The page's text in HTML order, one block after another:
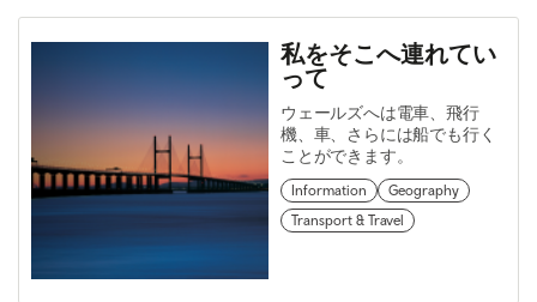
私をそこへ連れてい
って
ウェールズへは電車、飛行
機、車、さらには船でも行く
ことができます。
Information
Geography
Transport & Travel